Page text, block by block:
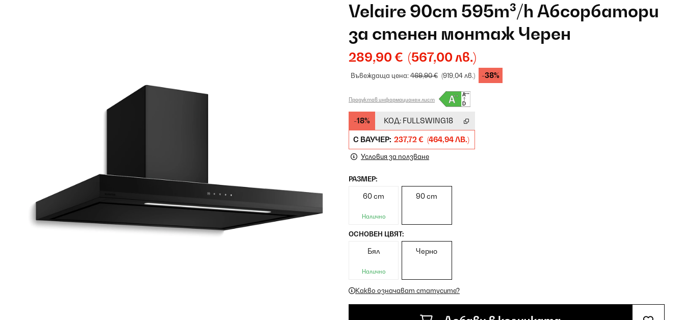
Velaire 90cm 595m³/h Абсорбатори
за стенен монтаж Черен
289,90 € (567,00 лв.)
Въвеждаща цена:469,90 € (919,04 лв.) -38%
Продуктов информационен лист
-18% КОД: FULLSWING18
С ВАУЧЕР: 237,72 € (464,94 ЛВ.)
Условия за ползване
РАЗМЕР:
60 cm
Налично
90 cm
ОСНОВЕН ЦВЯТ:
Бял
Налично
Черно
Какво означават статусите?